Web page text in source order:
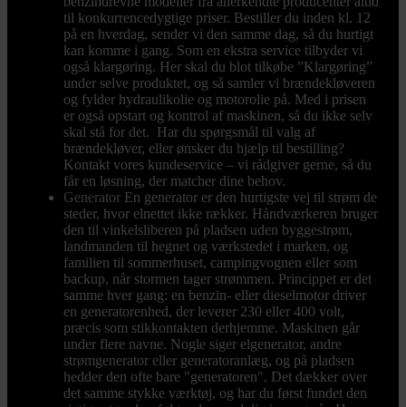
til konkurrencedygtige priser. Bestiller du inden kl. 12
på en hverdag, sender vi den samme dag, så du hurtigt
kan komme i gang. Som en ekstra service tilbyder vi
også klargøring. Her skal du blot tilkøbe ”Klargøring”
under selve produktet, og så samler vi brændekløveren
og fylder hydraulikolie og motorolie på. Med i prisen
er også opstart og kontrol af maskinen, så du ikke selv
skal stå for det. Har du spørgsmål til valg af
brændekløver, eller ønsker du hjælp til bestilling?
Kontakt vores kundeservice – vi rådgiver gerne, så du
får en løsning, der matcher dine behov.
Generator En generator er den hurtigste vej til strøm de
steder, hvor elnettet ikke rækker. Håndværkeren bruger
den til vinkelsliberen på pladsen uden byggestrøm,
landmanden til hegnet og værkstedet i marken, og
familien til sommerhuset, campingvognen eller som
backup, når stormen tager strømmen. Princippet er det
samme hver gang: en benzin- eller dieselmotor driver
en generatorenhed, der leverer 230 eller 400 volt,
præcis som stikkontakten derhjemme. Maskinen går
under flere navne. Nogle siger elgenerator, andre
strømgenerator eller generatoranlæg, og på pladsen
hedder den ofte bare "generatoren". Det dækker over
det samme stykke værktøj, og har du først fundet den